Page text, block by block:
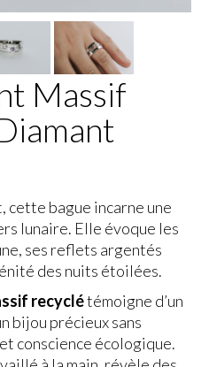
Massif
cette bague incarne une
lunaire. Elle évoque les
ses reflets argentés
des nuits étoilées.
recyclétémoigne d’un
bijou précieux sans
conscience écologique.